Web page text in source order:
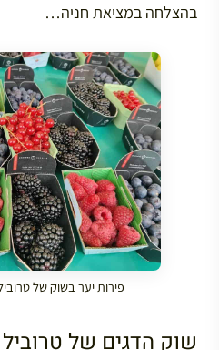
בהצלחה במציאת חניה…
פירות יער בשוק של
שוק הדגים של טרוביל